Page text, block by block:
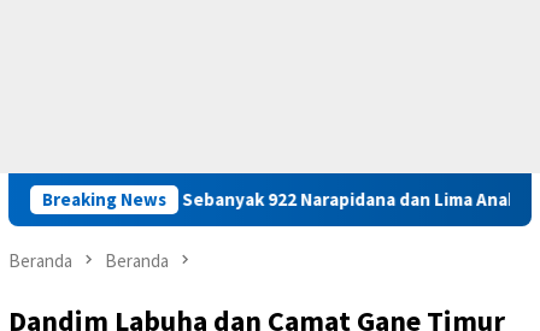
Breaking News
Sebanyak 922 Narapidana dan Lima Anak Binaan di
Beranda Beranda
Dandim Labuha dan Camat Gane Timur